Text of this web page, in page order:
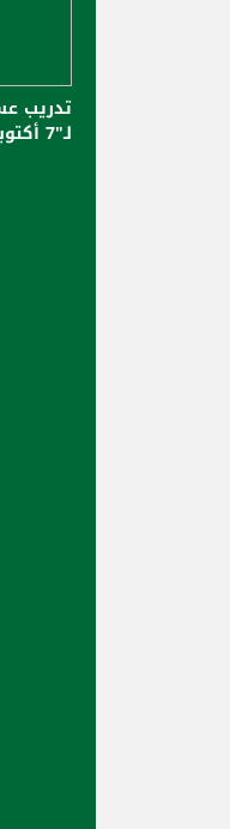
تدريب
لـ"7 أكتوبر جديد"